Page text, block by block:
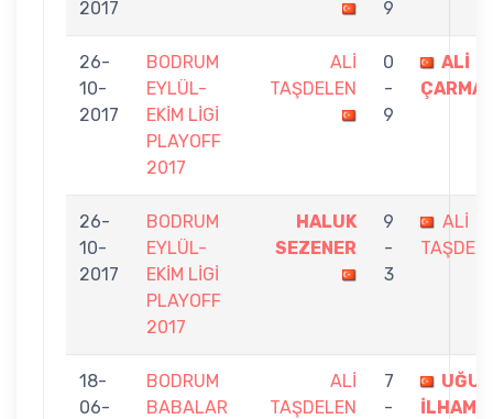
2017 9
26-
10-
2017
BODRUM
EYLÜL-
EKİM LİGİ
PLAYOFF
2017
ALİ
TAŞDELEN
0
-
9
ALİ
26-
10-
2017
BODRUM
EYLÜL-
EKİM LİGİ
PLAYOFF
2017
HALUK
SEZENER
9
-
3
ALİ
18-
06-
BODRUM
BABALAR
ALİ
TAŞDELEN
7
-
UĞUR
İLHAMİ